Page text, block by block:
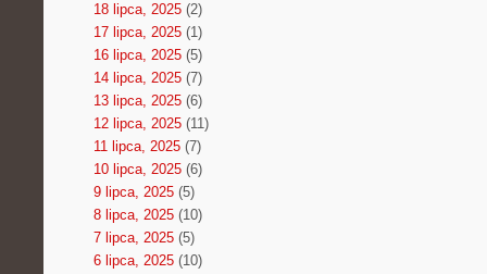
18 lipca, 2025(2)
17 lipca, 2025(1)
16 lipca, 2025(5)
14 lipca, 2025(7)
13 lipca, 2025(6)
12 lipca, 2025(11)
11 lipca, 2025(7)
10 lipca, 2025(6)
9 lipca, 2025(5)
8 lipca, 2025(10)
7 lipca, 2025(5)
6 lipca, 2025(10)